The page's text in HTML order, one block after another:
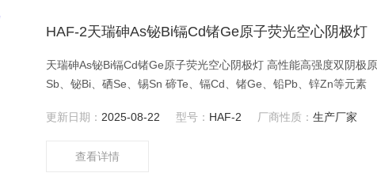
HAF-2天瑞砷As铋Bi镉Cd锗Ge原子荧光空心阴极灯
天瑞砷As铋Bi镉Cd锗Ge原子荧光空心阴极灯 高性能高强度双阴极原子荧光空心阴极灯： 汞Hg、砷As、锑
Sb、铋Bi、硒Se、锡Sn 碲Te、镉Cd、锗Ge、铅Pb、锌Zn等元素
更新日期： 2025-08-22 型号： HAF-2 厂商性质：生产厂家
查看详情